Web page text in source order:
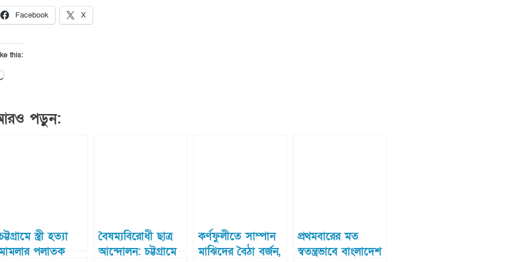
Facebook X
this:
Loading…
পড়ুন:
স্ত্রী হত্যা
পলাতক
বৈষম্যবিরোধী ছাত্র
আন্দোলন: চট্টগ্রামে
কর্ণফুলীতে সাম্পান
মাঝিদের বৈঠা বর্জন,
প্রথমবারের মত
স্বতন্ত্রভাবে বাংলাদেশ